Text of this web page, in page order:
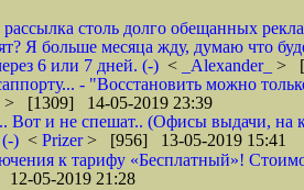
рассылка столь долго обещанных
Я больше месяца жду, думаю что
6 или 7 дней. (-) < _Alexander_ >
- "Восстановить можно
> [1309] 14-05-2019 23:39
Вот и не спешат.. (Офисы выдачи, на
(-) < Prizer> [956] 13-05-2019 15:41
к тарифу «Бесплатный»!
05-2019 21:28